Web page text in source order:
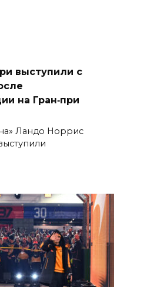
выступили с
на Гран‑при
Ландо Норрис